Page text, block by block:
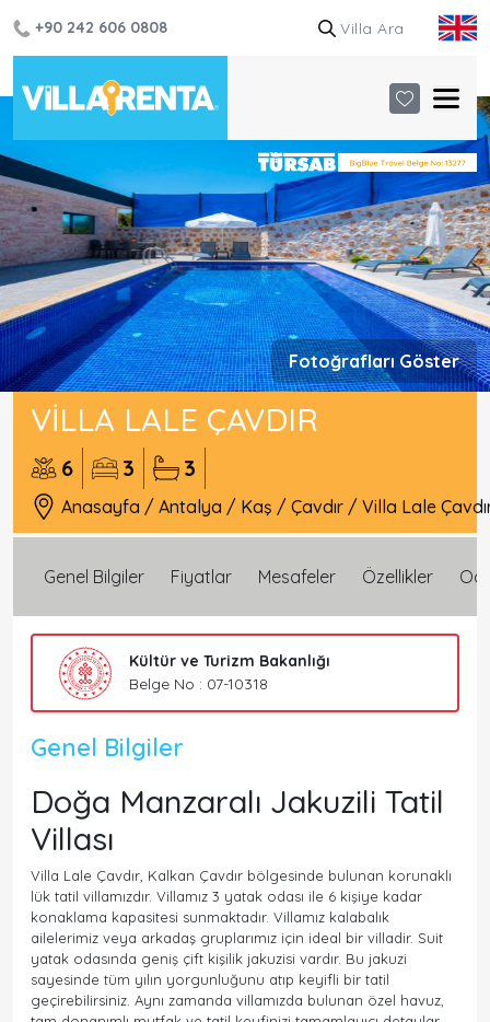
+90 242 606 0808
Fotoğrafları Göster
VILLA LALE ÇAVDIR
6 3 3
Anasayfa / Antalya / Kaş / Çavdır / Villa Lale
Genel Bilgiler Fiyatlar Mesafeler Özellikler
Kültür ve Turizm Bakanlığı
Belge No : 07-10318
Genel Bilgiler
Doğa Manzaralı Jakuzili Tatil
Villası
Villa Lale Çavdır, Kalkan Çavdır bölgesinde bulunan korunaklı
lük tatil villamızdır. Villamız 3 yatak odası ile 6 kişiye kadar
konaklama kapasitesi sunmaktadır. Villamız kalabalık
ailelerimiz veya arkadaş gruplarımız için ideal bir villadir. Suit
yatak odasında geniş çift kişilik jakuzisi vardır. Bu jakuzi
sayesinde tüm yılın yorgunluğunu atıp keyifli bir tatil
geçirebilirsiniz. Aynı zamanda villamızda bulunan özel havuz,